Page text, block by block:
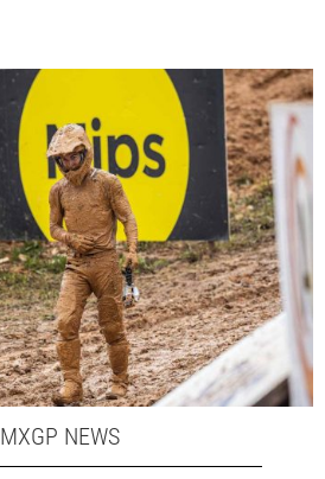
MXGP NEWS